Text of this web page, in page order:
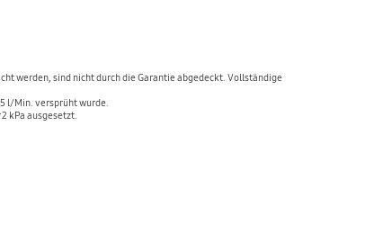
werden, sind nicht durch die Garantie abgedeckt. Vollständige
l/Min. versprüht wurde.
kPa ausgesetzt.